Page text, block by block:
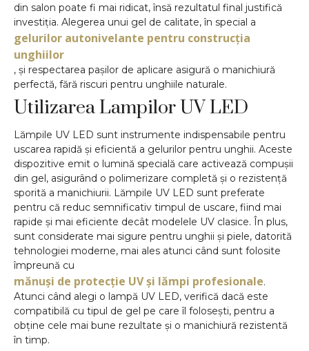
din salon poate fi mai ridicat, însă rezultatul final justifică
investiția. Alegerea unui gel de calitate, în special a
gelurilor autonivelante pentru construcția
unghiilor
, și respectarea pașilor de aplicare asigură o manichiură
perfectă, fără riscuri pentru unghiile naturale.
Utilizarea Lampilor UV LED
Lămpile UV LED sunt instrumente indispensabile pentru
uscarea rapidă și eficientă a gelurilor pentru unghii. Aceste
dispozitive emit o lumină specială care activează compușii
din gel, asigurând o polimerizare completă și o rezistență
sporită a manichiurii. Lămpile UV LED sunt preferate
pentru că reduc semnificativ timpul de uscare, fiind mai
rapide și mai eficiente decât modelele UV clasice. În plus,
sunt considerate mai sigure pentru unghii și piele, datorită
tehnologiei moderne, mai ales atunci când sunt folosite
împreună cu
mănuși de protecție UV și lămpi profesionale.
Atunci când alegi o lampă UV LED, verifică dacă este
compatibilă cu tipul de gel pe care îl folosești, pentru a
obține cele mai bune rezultate și o manichiură rezistentă
în timp.